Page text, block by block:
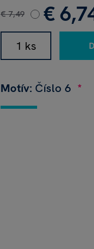
€ 7,49 €
Motív: Číslo 6